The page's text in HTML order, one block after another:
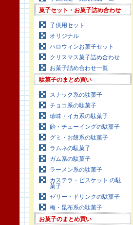
菓子セット・お菓子詰め合わせ
子供用セット
オリジナル
ハロウィンお菓子セット
クリスマス菓子詰め合わせ
お菓子詰め合わせ一覧
駄菓子のまとめ買い
スナック系の駄菓子
チョコ系の駄菓子
珍味・イカ系の駄菓子
飴・チューイングの駄菓子
グミ・お餅系の駄菓子
ラムネの駄菓子
ガム系の駄菓子
ラーメン系の駄菓子
カステラ・ビスケット の駄
菓子
ゼリー・ドリンクの駄菓子
梅・昆布系の駄菓子
お菓子のまとめ買い